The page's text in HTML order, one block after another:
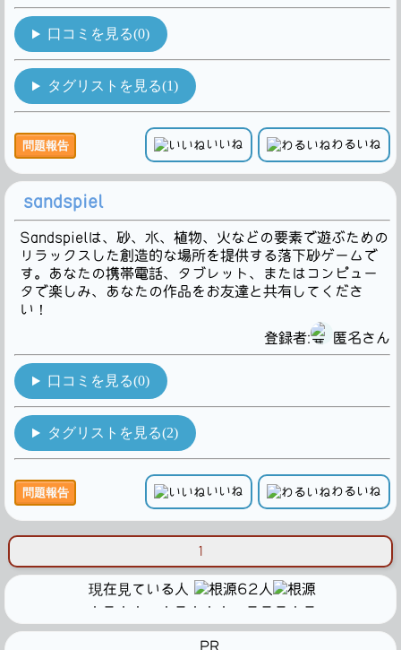
口コミを見る(0)
タグリストを見る(1)
問題報告 いいね わるいね
sandspiel
Sandspielは、砂、水、植物、火などの要素で遊ぶための
リラックスした創造的な場所を提供する落下砂ゲームで
す。あなたの携帯電話、タブレット、またはコンピュー
タで楽しみ、あなたの作品をお友達と共有してくださ
い！
登録者:
匿名さん
口コミを見る(0)
タグリストを見る(2)
問題報告 いいね わるいね
1
現在見ている人
62人
・－・・ ・－・・・ －－－・－
PR